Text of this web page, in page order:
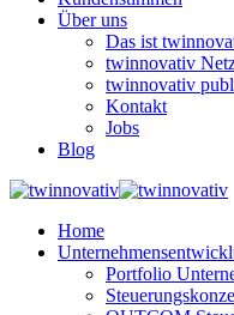
Über uns
Das ist
twinnovativ
twinnovativ
Kontakt
Jobs
Blog
Home
Portfolio